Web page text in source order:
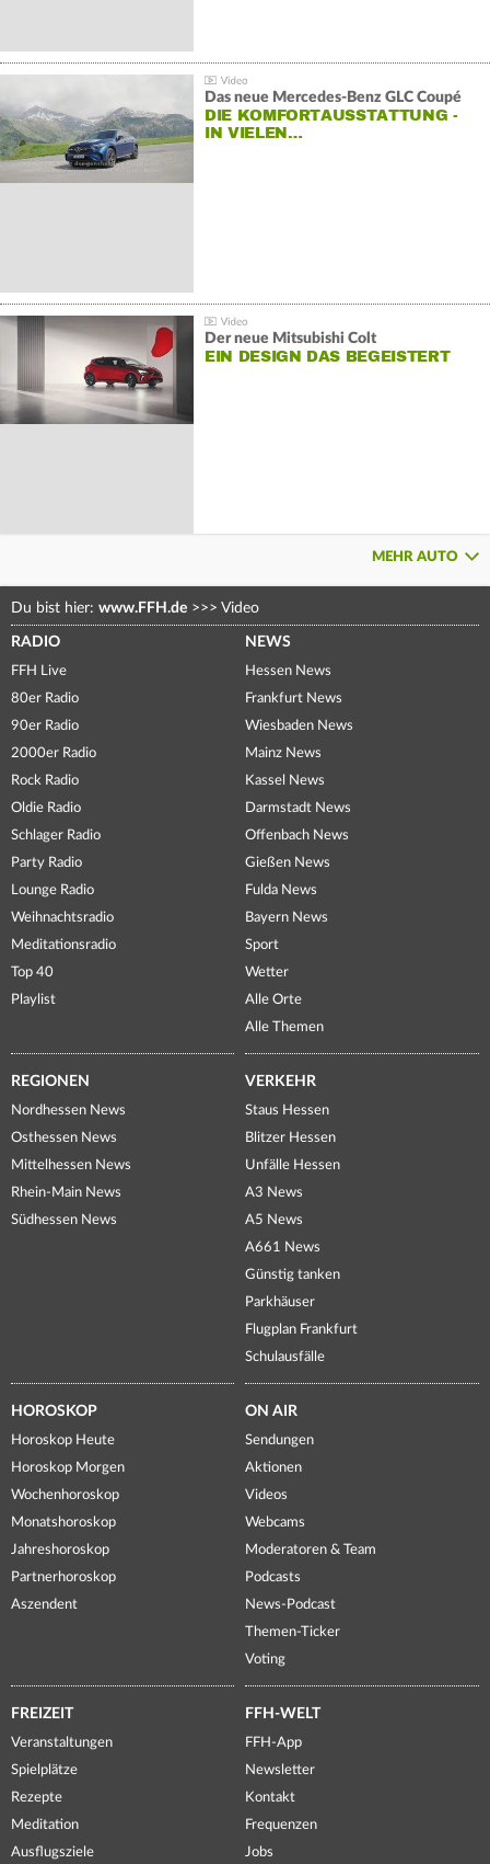
Das neue Mercedes-Benz GLC Coupé
DIE KOMFORTAUSSTATTUNG -
IN VIELEN…
Der neue Mitsubishi Colt
EIN DESIGN DAS BEGEISTERT
MEHR AUTO
Du bist hier: www.FFH.de >>> Video
RADIO
FFH Live
80er Radio
90er Radio
2000er Radio
Rock Radio
Oldie Radio
Schlager Radio
Party Radio
Lounge Radio
Weihnachtsradio
Meditationsradio
Top 40
Playlist
NEWS
Hessen News
Frankfurt News
Wiesbaden News
Mainz News
Kassel News
Darmstadt News
Offenbach News
Gießen News
Fulda News
Bayern News
Sport
Wetter
Alle Orte
Alle Themen
REGIONEN
Nordhessen News
Osthessen News
Mittelhessen News
Rhein-Main News
Südhessen News
VERKEHR
Staus Hessen
Blitzer Hessen
Unfälle Hessen
A3 News
A5 News
A661 News
Günstig tanken
Parkhäuser
Flugplan Frankfurt
Schulausfälle
HOROSKOP
Horoskop Heute
Horoskop Morgen
Wochenhoroskop
Monatshoroskop
Jahreshoroskop
Partnerhoroskop
Aszendent
ON AIR
Sendungen
Aktionen
Videos
Webcams
Moderatoren & Team
Podcasts
News-Podcast
Themen-Ticker
Voting
FREIZEIT
Veranstaltungen
Spielplätze
Rezepte
Meditation
Ausflugsziele
FFH-WELT
FFH-App
Newsletter
Kontakt
Frequenzen
Jobs